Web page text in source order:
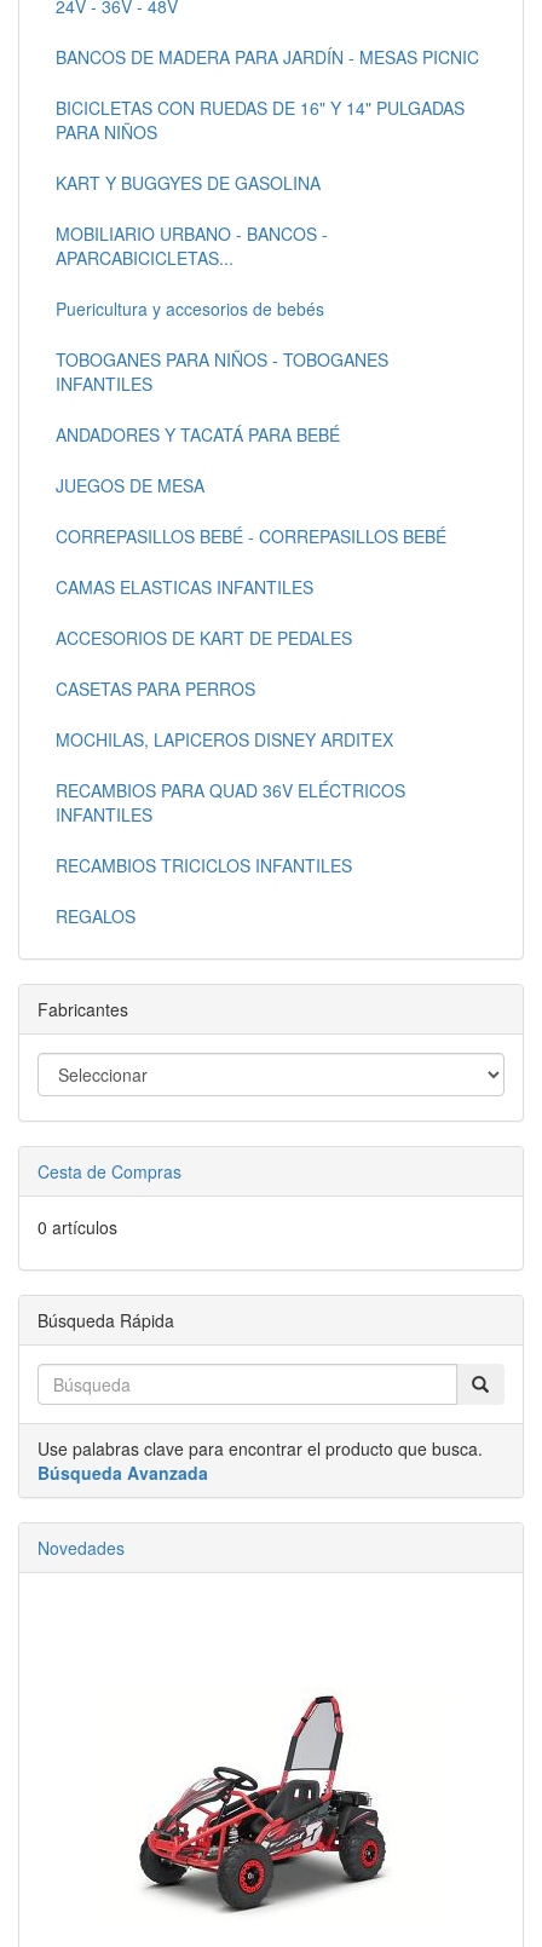
24V - 36V - 48V
BANCOS DE MADERA PARA JARDÍN - MESAS PICNIC
BICICLETAS CON RUEDAS DE 16" Y 14" PULGADAS
PARA NIÑOS
KART Y BUGGYES DE GASOLINA
MOBILIARIO URBANO - BANCOS -
APARCABICICLETAS...
Puericultura y accesorios de bebés
TOBOGANES PARA NIÑOS - TOBOGANES
INFANTILES
ANDADORES Y TACATÁ PARA BEBÉ
JUEGOS DE MESA
CORREPASILLOS BEBÉ - CORREPASILLOS BEBÉ
CAMAS ELASTICAS INFANTILES
ACCESORIOS DE KART DE PEDALES
CASETAS PARA PERROS
MOCHILAS, LAPICEROS DISNEY ARDITEX
RECAMBIOS PARA QUAD 36V ELÉCTRICOS
INFANTILES
RECAMBIOS TRICICLOS INFANTILES
REGALOS
Fabricantes
Cesta de Compras
0 artículos
Búsqueda Rápida
Use palabras clave para encontrar el producto que busca.
Búsqueda Avanzada
Novedades